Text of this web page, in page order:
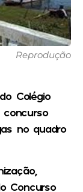
Reprodução
Colégio
no quadro
Concurso